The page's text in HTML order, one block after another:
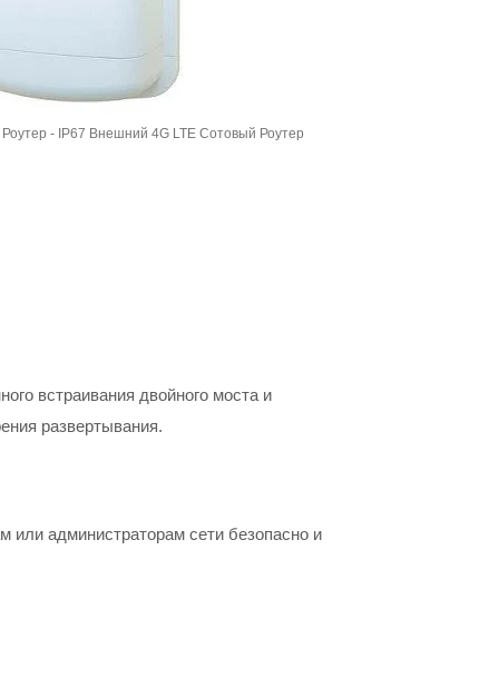
- IP67 Внешний 4G LTE Сотовый Роутер
встраивания двойного моста и
развертывания.
администраторам сети безопасно и